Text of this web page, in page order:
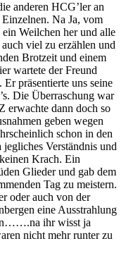
anderen HCG’ler an
Na Ja, vom
ein Weilchen her und alle
viel zu erzählen und
Brotzeit und einem
wartete der Freund
präsentierte uns seine
Die Überraschung war
erwachte dann doch so
geben wegen
schon in den
Verständnis und
Krach. Ein
Glieder und gab dem
Tag zu meistern.
oder auch von der
eine Ausstrahlung
ihr wisst ja
nicht mehr runter zu